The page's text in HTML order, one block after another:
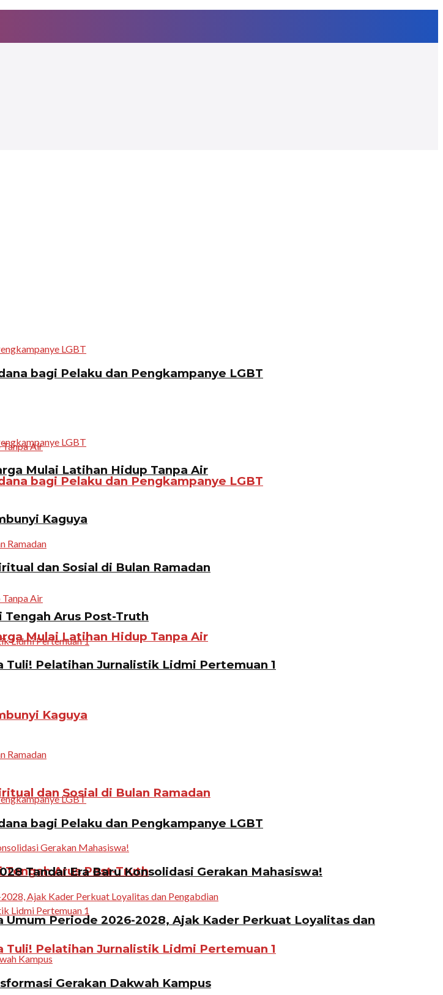
bagi Pelaku dan Pengkampanye LGBT
Mulai Latihan Hidup Tanpa Air
Kaguya
dan Sosial di Bulan Ramadan
Arus Post-Truth
Pelatihan Jurnalistik Lidmi Pertemuan 1
bagi Pelaku dan Pengkampanye LGBT
Mulai Latihan Hidup Tanpa Air
Kaguya
dan Sosial di Bulan Ramadan
Arus Post-Truth
Pelatihan Jurnalistik Lidmi Pertemuan 1
bagi Pelaku dan Pengkampanye LGBT
Tandai Era Baru Konsolidasi Gerakan Mahasiswa!
Periode 2026-2028, Ajak Kader Perkuat Loyalitas dan
Gerakan Dakwah Kampus